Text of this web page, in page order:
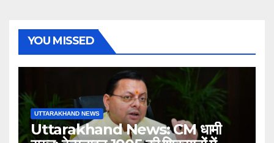
YOU MISSED
UTTARAKHAND NEWS
Uttarakhand News: CM धामी